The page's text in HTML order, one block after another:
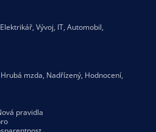
Elektrikář, Vývoj, IT, Automobil,
Hrubá mzda, Nadřízený, Hodnocení,